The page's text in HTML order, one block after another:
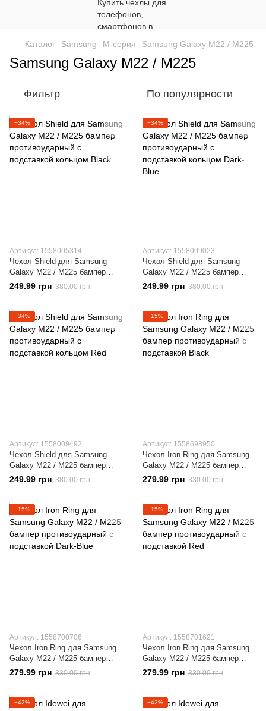
Каталог Samsung M-серия Samsung Galaxy M22 / M225
Samsung Galaxy M22 / M225
Фильтр По популярности
−34%
Артикул: 1558005314
Чехол Shield для Samsung
Galaxy M22 / M225 бампер
противоударный с подставкой
кольцом Black
249.99 грн 380.00 грн
−34%
Артикул: 1558009023
Чехол Shield для Samsung
Galaxy M22 / M225 бампер
противоударный с подставкой
кольцом Dark-Blue
249.99 грн 380.00 грн
−34%
Артикул: 1558009492
Чехол Shield для Samsung
Galaxy M22 / M225 бампер
противоударный с подставкой
кольцом Red
249.99 грн 380.00 грн
−15%
Артикул: 1558698950
Чехол Iron Ring для Samsung
Galaxy M22 / M225 бампер
противоударный с подставкой
279.99 грн 330.00 грн
−15%
Артикул: 1558700706
Чехол Iron Ring для Samsung
Galaxy M22 / M225 бампер
противоударный с подставкой
Dark-Blue
279.99 грн 330.00 грн
−15%
Артикул: 1558701621
Чехол Iron Ring для Samsung
Galaxy M22 / M225 бампер
противоударный с подставкой
279.99 грн 330.00 грн
−42% −42%